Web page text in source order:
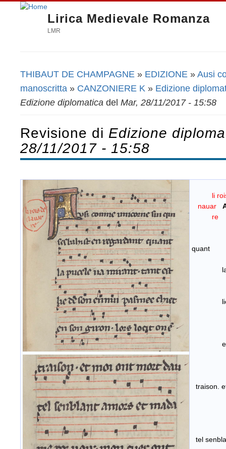
Lirica Medievale Romanza
LMR
Tu sei qui
THIBAUT DE CHAMPAGNE » EDIZIONE » Ausi
manoscritta » CANZONIERE K » Edizione
Edizione diplomatica del Mar, 28/11/2017 - 15:58
Revisione di Edizione
28/11/2017 - 15:58
li
nauar
re
la
lie de
en
tel